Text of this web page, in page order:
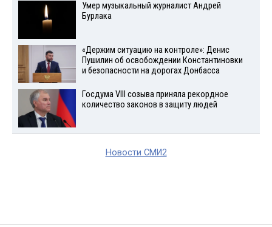
Умер музыкальный журналист Андрей
Бурлака
«Держим ситуацию на контроле»: Денис
Пушилин об освобождении Константиновки
и безопасности на дорогах Донбасса
Госдума VIII созыва приняла рекордное
количество законов в защиту людей
Новости СМИ2